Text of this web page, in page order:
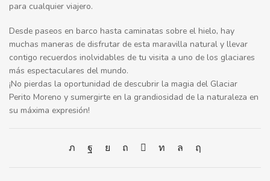
para cualquier viajero.
Desde paseos en barco hasta caminatas sobre el hielo, hay
muchas maneras de disfrutar de esta maravilla natural y llevar
contigo recuerdos inolvidables de tu visita a uno de los glaciares
más espectaculares del mundo.
¡No pierdas la oportunidad de descubrir la magia del Glaciar
Perito Moreno y sumergirte en la grandiosidad de la naturaleza en
su máxima expresión!